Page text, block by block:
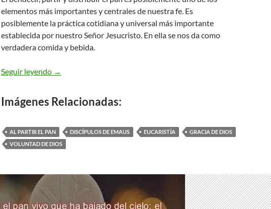
elementos más importantes y centrales de nuestra fe. Es
posiblemente la práctica cotidiana y universal más importante
establecida por nuestro Señor Jesucristo. En ella se nos da como
verdadera comida y bebida.
Seguir leyendo San Lucas 24,13-35 – lo reconocieron
→
Imágenes Relacionadas:
AL PARTIR EL PAN DISCÍPULOS DE EMAUS EUCARISTÍA
GRACIA DE DIOS
VOLUNTAD DE DIOS